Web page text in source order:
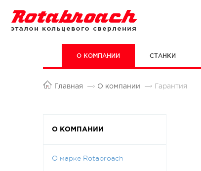
О КОМПАНИИ СТАНКИ
Главная О компании Гарантия
О КОМПАНИИ
О марке Rotabroach